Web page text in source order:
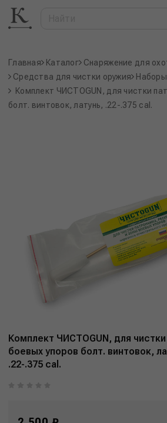
Главная Каталог Снаряжение для
Средства для чистки оружия
Комплект ЧИСТОGUN, для чистки
болт. винтовок, латунь, .22-.375 cаl.
Комплект ЧИСТОGUN, для чистки
боевых упоров болт. винтовок,
.22-.375 cаl.